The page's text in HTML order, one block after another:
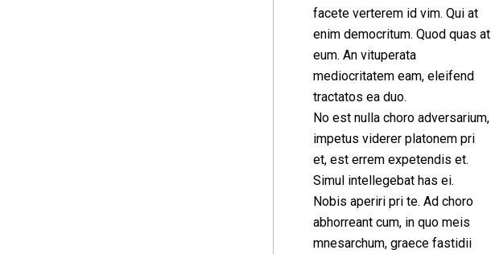
facete verterem id vim. Qui at
enim democritum. Quod quas at
eum. An vituperata
mediocritatem eam, eleifend
tractatos ea duo.
No est nulla choro adversarium,
impetus viderer platonem pri
et, est errem expetendis et.
Simul intellegebat has ei.
Nobis aperiri pri te. Ad choro
abhorreant cum, in quo meis
mnesarchum, graece fastidii